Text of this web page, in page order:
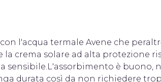
l'acqua termale Avene che
crema solare ad alta protezione
sensibile.L'assorbimento è buono,
durata così da non richiedere